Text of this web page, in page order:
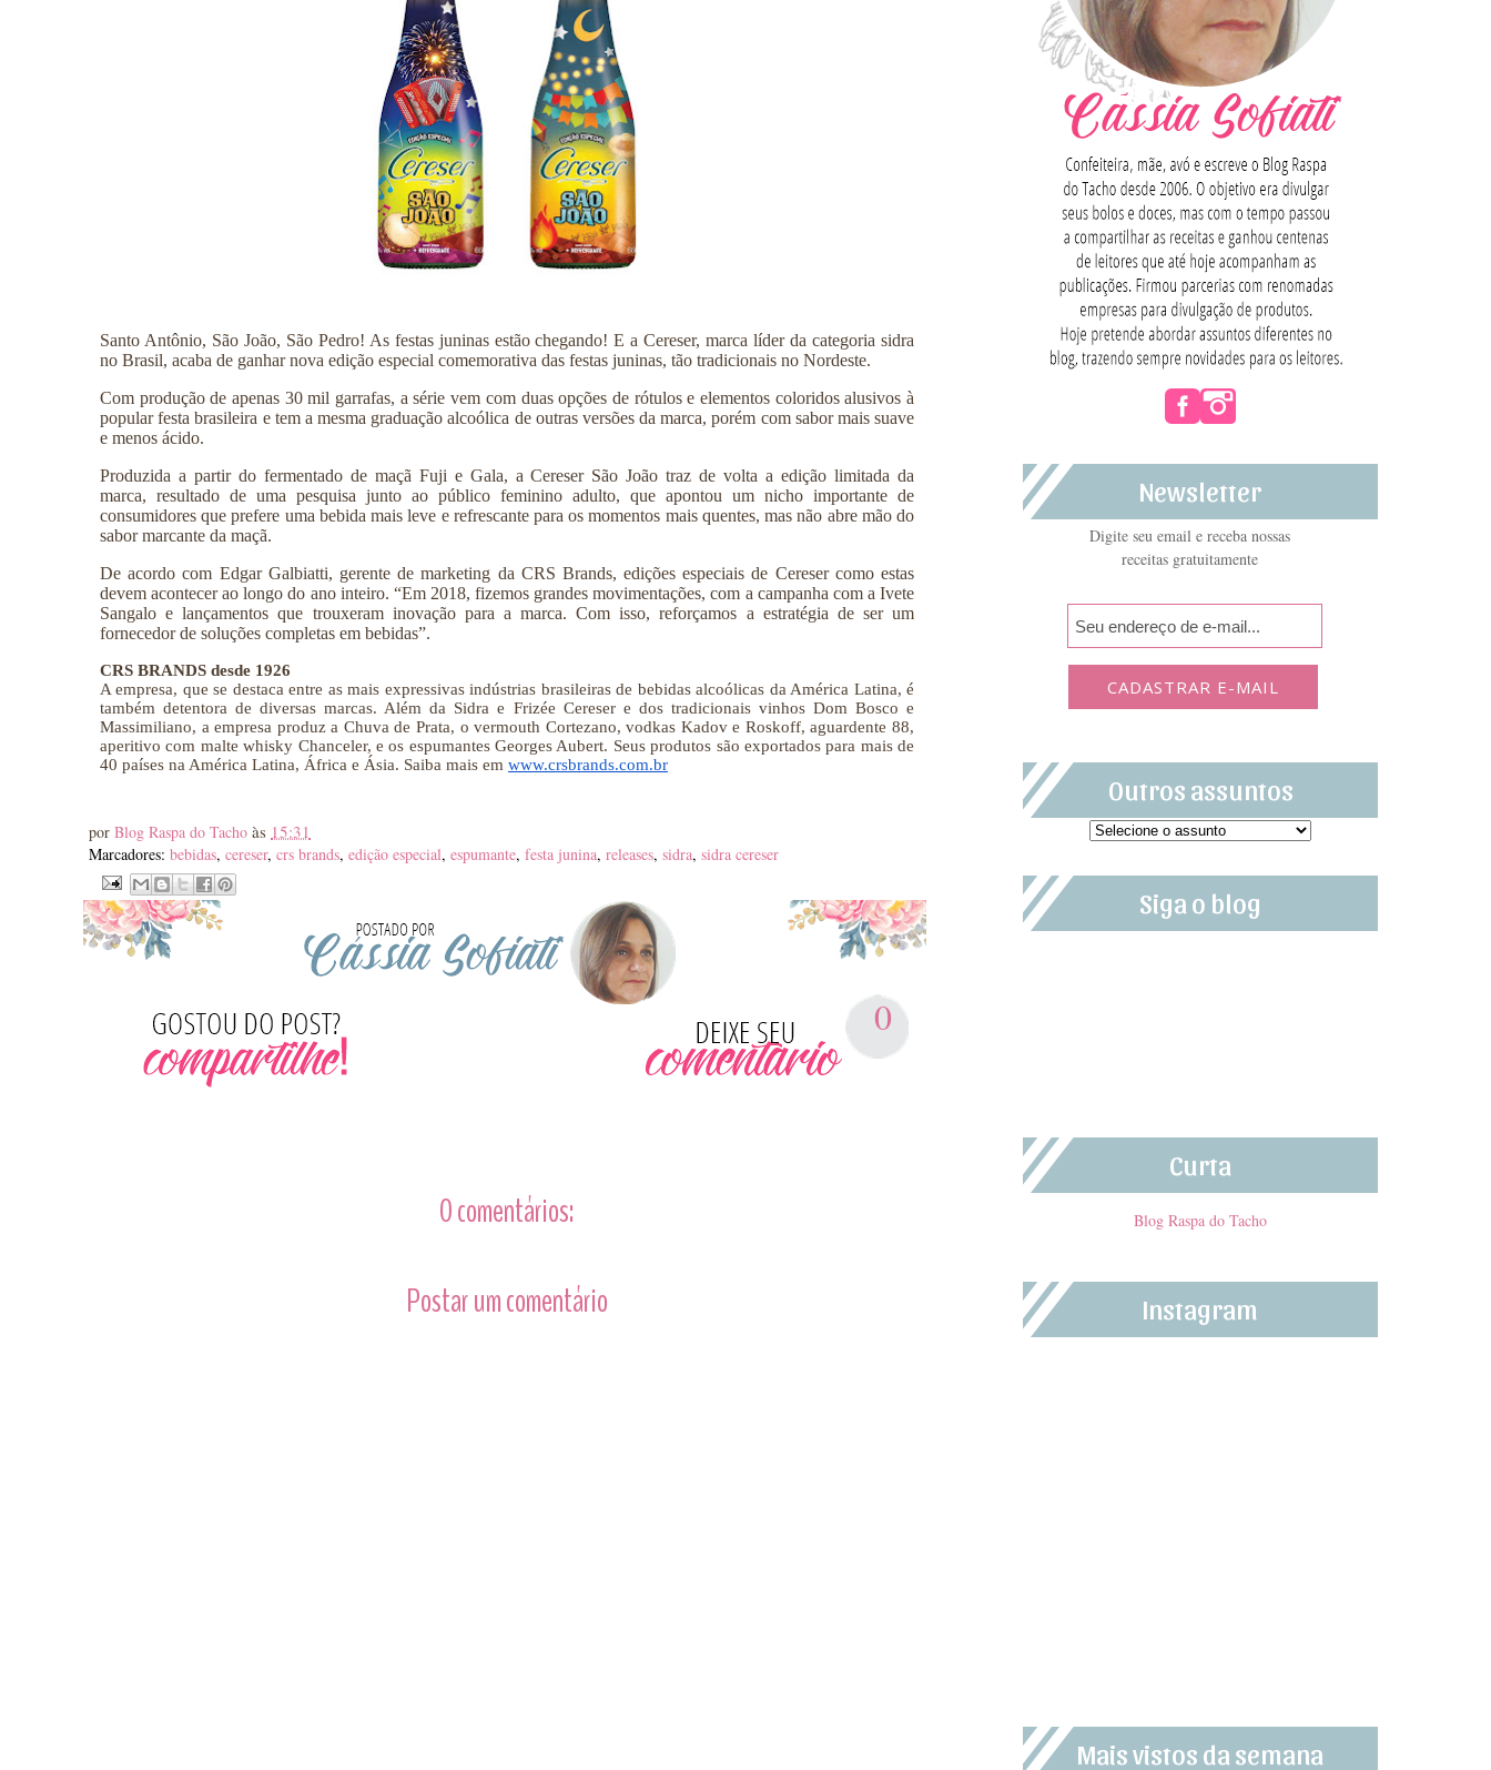
Santo Antônio, São João, São Pedro! As festas juninas estão chegando! E a Cereser,marca líder da categoria sidra
no Brasil, acaba de ganhar nova edição especial comemorativa das festas juninas, tão tradicionais no Nordeste.
Com produção de apenas 30 mil garrafas, a série vem com duas opções de rótulos e elementos coloridos alusivos à
popular festa brasileira e tem a mesma graduação alcoólica de outras versões da marca, porém com sabor mais suave
e menos ácido.
Produzida a partir do fermentado de maçã Fuji e Gala, a Cereser São João traz de volta a edição limitada da
marca, resultado de uma pesquisa junto ao público feminino adulto, que apontou um nicho importante de
consumidores que prefere uma bebida mais leve e refrescante para os momentos mais quentes, mas não abre mão do
sabor marcante da maçã.
De acordo com Edgar Galbiatti, gerente de marketing da CRS Brands, edições especiais de Cereser como estas
devem acontecer ao longo do ano inteiro. “Em 2018, fizemos grandes movimentações, com a campanha com a Ivete
Sangalo e lançamentos que trouxeram inovação para a marca. Com isso, reforçamos a estratégia de ser um
fornecedor de soluções completas em bebidas”.
CRS BRANDS desde 1926
A empresa, que se destaca entre as mais expressivas indústrias brasileiras de bebidas alcoólicas da América Latina, é
também detentora de diversas marcas. Além da Sidra e Frizée Cereser e dos tradicionais vinhos Dom Bosco e
Massimiliano, a empresa produz a Chuva de Prata, o vermouth Cortezano, vodkas Kadov e Roskoff, aguardente 88,
aperitivo com malte whisky Chanceler, e os espumantes Georges Aubert. Seus produtos são exportados para mais de
40 países na América Latina, África e Ásia. Saiba mais em www.crsbrands.com.br
por Blog Raspa do Tacho às 15:31
Marcadores: bebidas, cereser, crs brands, edição especial, espumante, festa junina, releases, sidra, sidra cereser
0
0 comentários:
Postar um comentário
Newsletter
Digite seu email e receba nossas
receitas gratuitamente
Outros assuntos
Siga o blog
Curta
Instagram
Mais vistos da semana